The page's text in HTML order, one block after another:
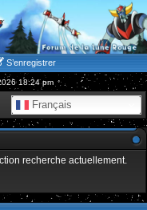
S’enregistrer
18:24 pm
Français
recherche actuellement.